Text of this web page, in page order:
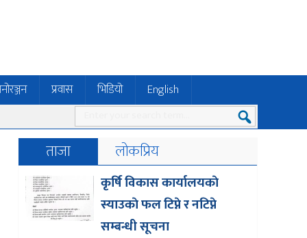
प्रवास भिडियो English
ताजा लोकप्रिय
कृर्षि विकास कार्यालयकाे
स्याउकाे फल टिप्ने र नटिप्ने
सम्बन्धी सूचना